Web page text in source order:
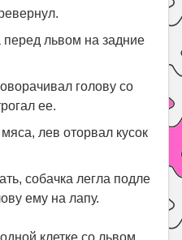
перед львом на задние
голову со
ее.
лев оторвал кусок
собачка легла подле
ему на лапу.
клетке со львом,